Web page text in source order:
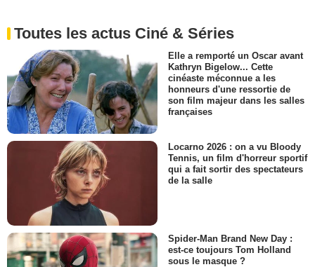
Toutes les actus Ciné & Séries
Elle a remporté un Oscar avant
Kathryn Bigelow... Cette
cinéaste méconnue a les
honneurs d'une ressortie de
son film majeur dans les salles
françaises
Locarno 2026 : on a vu Bloody
Tennis, un film d'horreur sportif
qui a fait sortir des spectateurs
de la salle
Spider-Man Brand New Day :
est-ce toujours Tom Holland
sous le masque ?